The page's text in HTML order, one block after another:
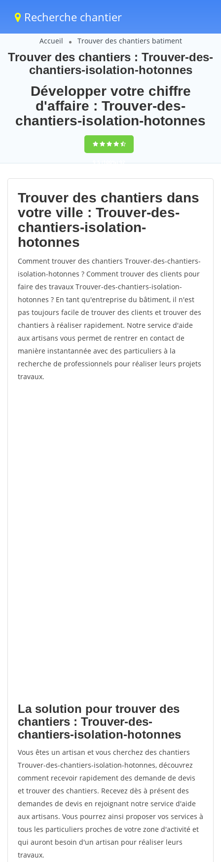
Recherche chantier
Accueil Trouver des chantiers batiment
Trouver des chantiers : Trouver-des-
chantiers-isolation-hotonnes
Développer votre chiffre
d'affaire : Trouver-des-
chantiers-isolation-hotonnes
9,5(100%)92
votes
Trouver des chantiers dans
votre ville : Trouver-des-
chantiers-isolation-
hotonnes
Comment trouver des chantiers Trouver-des-chantiers-
isolation-hotonnes ? Comment trouver des clients pour
faire des travaux Trouver-des-chantiers-isolation-
hotonnes ? En tant qu'entreprise du bâtiment, il n'est
pas toujours facile de trouver des clients et trouver des
chantiers à réaliser rapidement. Notre service d'aide
aux artisans vous permet de rentrer en contact de
manière instantannée avec des particuliers à la
recherche de professionnels pour réaliser leurs projets
travaux.
La solution pour trouver des
chantiers : Trouver-des-
chantiers-isolation-hotonnes
Vous êtes un artisan et vous cherchez des chantiers
Trouver-des-chantiers-isolation-hotonnes, découvrez
comment recevoir rapidement des demande de devis
et trouver des chantiers. Recevez dès à présent des
demandes de devis en rejoignant notre service d'aide
aux artisans. Vous pourrez ainsi proposer vos services à
tous les particuliers proches de votre zone d'activité et
qui auront besoin d'un artisan pour réaliser leurs
travaux.